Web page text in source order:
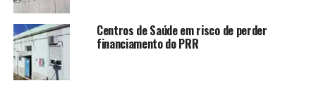
Centros de Saúde em risco de perder
financiamento do PRR